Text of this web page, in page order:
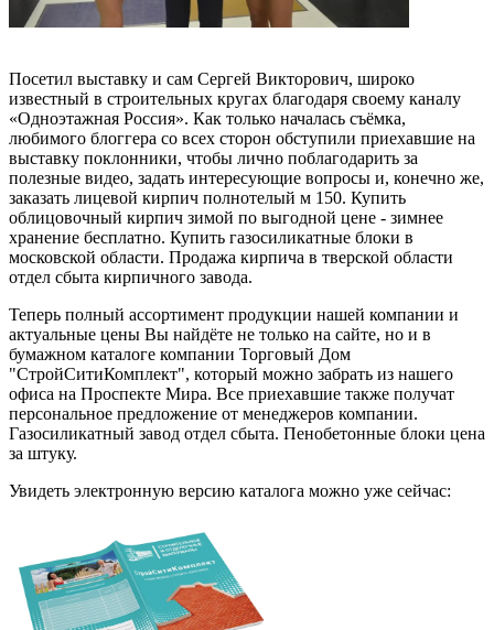
Посетил выставку и сам Сергей Викторович, широко
известный в строительных кругах благодаря своему каналу
«Одноэтажная Россия». Как только началась съёмка,
любимого блоггера со всех сторон обступили приехавшие на
выставку поклонники, чтобы лично поблагодарить за
полезные видео, задать интересующие вопросы и, конечно же,
заказать лицевой кирпич полнотелый м 150. Купить
облицовочный кирпич зимой по выгодной цене - зимнее
хранение бесплатно. Купить газосиликатные блоки в
московской области. Продажа кирпича в тверской области
отдел сбыта кирпичного завода.
Теперь полный ассортимент продукции нашей компании и
актуальные цены Вы найдёте не только на сайте, но и в
бумажном каталоге компании Торговый Дом
"СтройСитиКомплект", который можно забрать из нашего
офиса на Проспекте Мира. Все приехавшие также получат
персональное предложение от менеджеров компании.
Газосиликатный завод отдел сбыта. Пенобетонные блоки цена
за штуку.
Увидеть электронную версию каталога можно уже сейчас: